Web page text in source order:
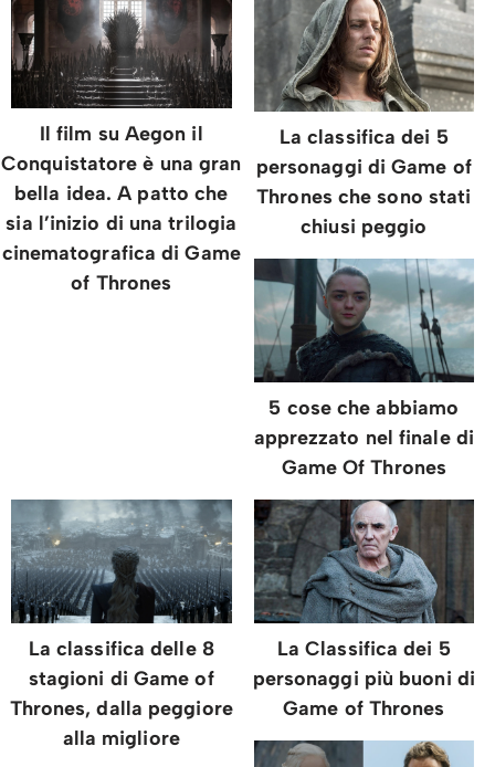
Il film su Aegon il
Conquistatore è una gran
bella idea. A patto che
sia l’inizio di una trilogia
cinematografica di Game
of Thrones
La classifica dei 5
personaggi di Game of
Thrones che sono stati
chiusi peggio
5 cose che abbiamo
apprezzato nel finale di
Game Of Thrones
La classifica delle 8
stagioni di Game of
Thrones, dalla peggiore
alla migliore
La Classifica dei 5
personaggi più buoni di
Game of Thrones